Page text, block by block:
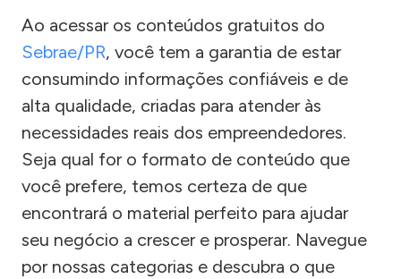
Ao acessar os conteúdos gratuitos do
Sebrae/PR, você tem a garantia de estar
consumindo informações confiáveis e de
alta qualidade, criadas para atender às
necessidades reais dos empreendedores.
Seja qual for o formato de conteúdo que
você prefere, temos certeza de que
encontrará o material perfeito para ajudar
seu negócio a crescer e prosperar. Navegue
por nossas categorias e descubra o que